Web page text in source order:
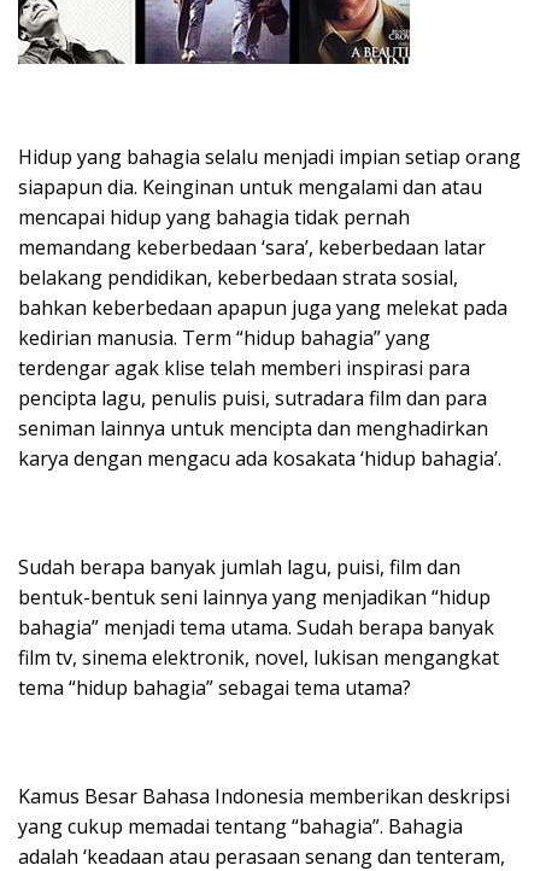
Hidup yang bahagia selalu menjadi impian setiap orang
siapapun dia. Keinginan untuk mengalami dan atau
mencapai hidup yang bahagia tidak pernah
memandang keberbedaan ‘sara’, keberbedaan latar
belakang pendidikan, keberbedaan strata sosial,
bahkan keberbedaan apapun juga yang melekat pada
kedirian manusia. Term “hidup bahagia” yang
terdengar agak klise telah memberi inspirasi para
pencipta lagu, penulis puisi, sutradara film dan para
seniman lainnya untuk mencipta dan menghadirkan
karya dengan mengacu ada kosakata ‘hidup bahagia’.
Sudah berapa banyak jumlah lagu, puisi, film dan
bentuk-bentuk seni lainnya yang menjadikan “hidup
bahagia” menjadi tema utama. Sudah berapa banyak
film tv, sinema elektronik, novel, lukisan mengangkat
tema “hidup bahagia” sebagai tema utama?
Kamus Besar Bahasa Indonesia memberikan deskripsi
yang cukup memadai tentang “bahagia”. Bahagia
adalah ‘keadaan atau perasaan senang dan tenteram,